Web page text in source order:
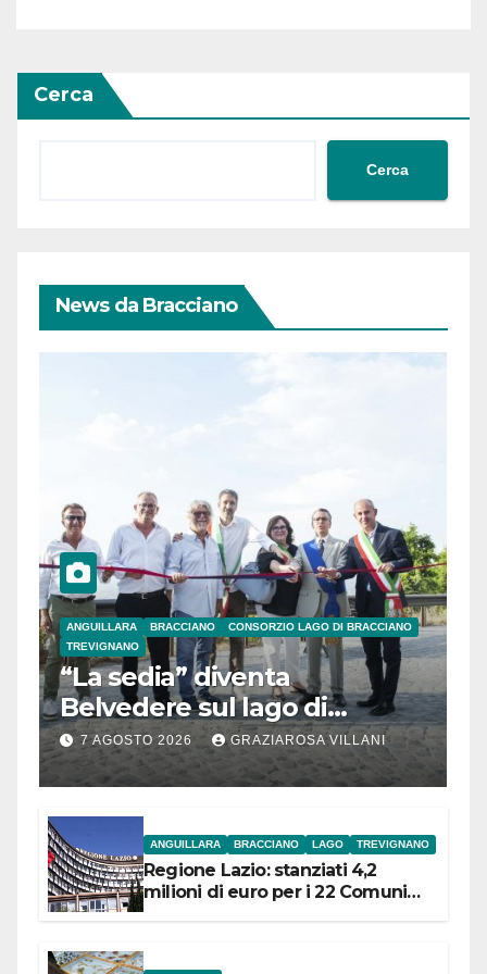
Cerca
Cerca
News da Bracciano
ANGUILLARA BRACCIANO
CONSORZIO LAGO DI BRACCIANO
TREVIGNANO
“La sedia” diventa
Belvedere sul lago di
Bracciano: ieri
l’inaugurazione
7 AGOSTO 2026 GRAZIAROSA VILLANI
ANGUILLARA BRACCIANO LAGO TREVIGNANO
Regione Lazio: stanziati 4,2
milioni di euro per i 22 Comuni